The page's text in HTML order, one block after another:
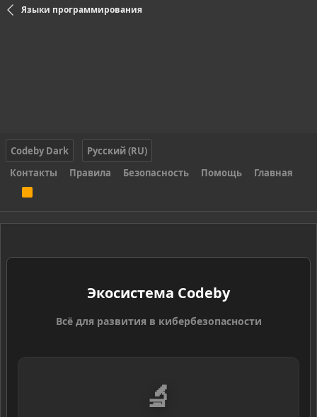
Языки программирования
Codeby Dark
Русский (RU)
Контакты
Правила Безопасность Помощь Главная
S
Экосистема Codeby
Всё для развития в кибербезопасности
🔬